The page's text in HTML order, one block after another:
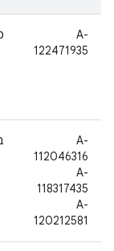
A-
122471935
A-
112046316
A-
118317435
A-
120212581